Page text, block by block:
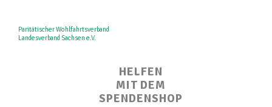
Paritätischer Wohlfahrtsverband
Landesverband Sachsen e.V.
HELFEN
MIT DEM
SPENDENSHOP